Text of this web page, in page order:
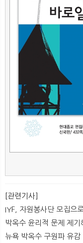
[관련기사]
IYF, 자원봉사단 모집으
박옥수 윤리적 문제 제
뉴욕 박옥수 구원파 유감